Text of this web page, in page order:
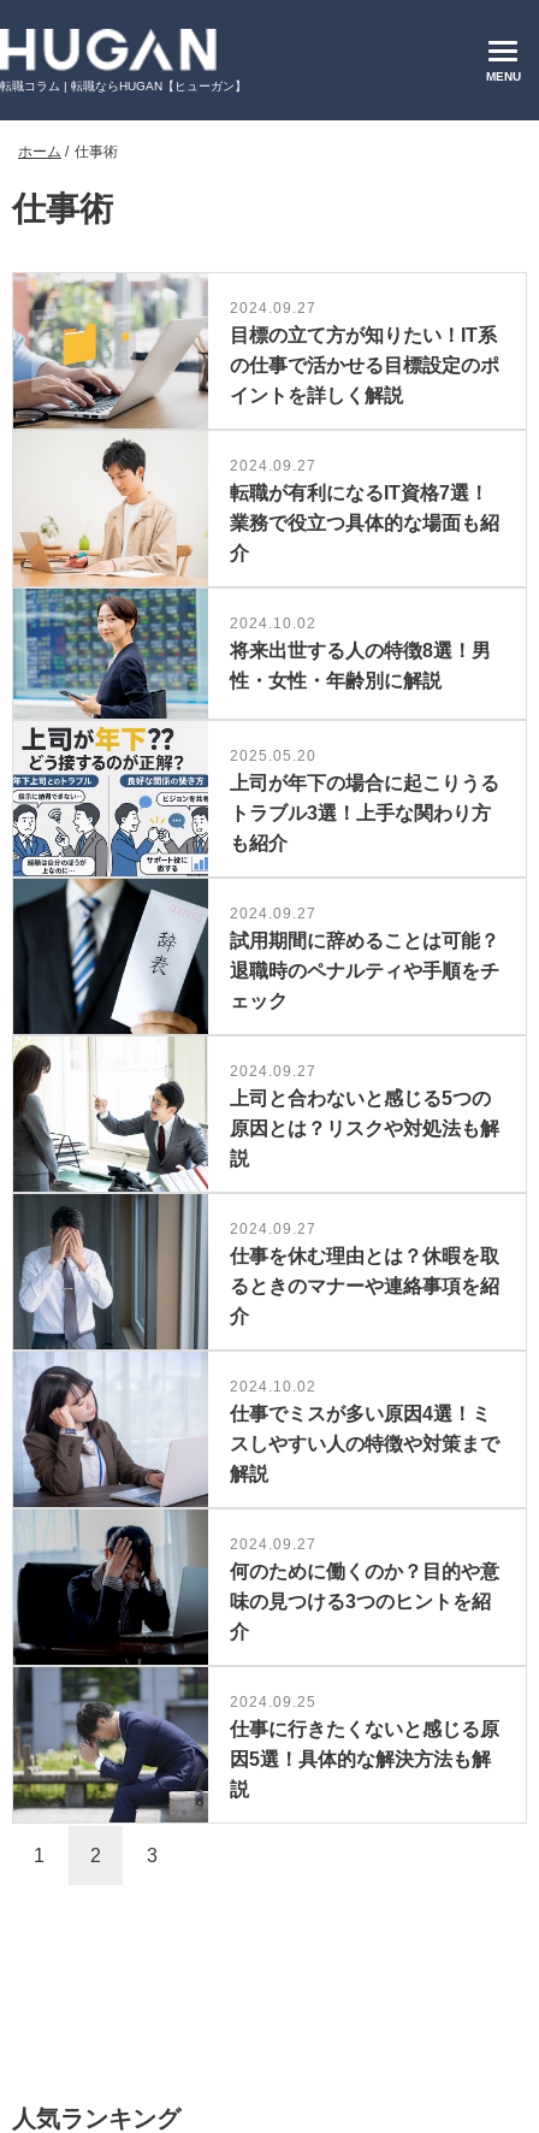
転職コラム | 転職ならHUGAN【ヒューガン】
MENU
ホーム / 仕事術
仕事術
2024.09.27
目標の立て方が知りたい！IT系
の仕事で活かせる目標設定のポ
イントを詳しく解説
2024.09.27
転職が有利になるIT資格7選！
業務で役立つ具体的な場面も紹
介
2024.10.02
将来出世する人の特徴8選！男
性・女性・年齢別に解説
2025.05.20
上司が年下の場合に起こりうる
トラブル3選！上手な関わり方
も紹介
2024.09.27
試用期間に辞めることは可能？
退職時のペナルティや手順をチ
ェック
2024.09.27
上司と合わないと感じる5つの
原因とは？リスクや対処法も解
説
2024.09.27
仕事を休む理由とは？休暇を取
るときのマナーや連絡事項を紹
介
2024.10.02
仕事でミスが多い原因4選！ミ
スしやすい人の特徴や対策まで
解説
2024.09.27
何のために働くのか？目的や意
味の見つける3つのヒントを紹
介
2024.09.25
仕事に行きたくないと感じる原
因5選！具体的な解決方法も解
説
1 2 3
人気ランキング